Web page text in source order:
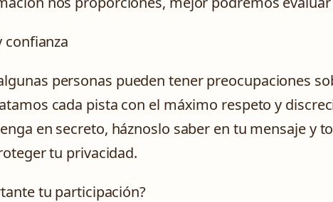
confianza
personas pueden tener preocupaciones
cada pista con el máximo respeto y
en secreto, háznoslo saber en tu mensaje y
tu privacidad.
tu participación?